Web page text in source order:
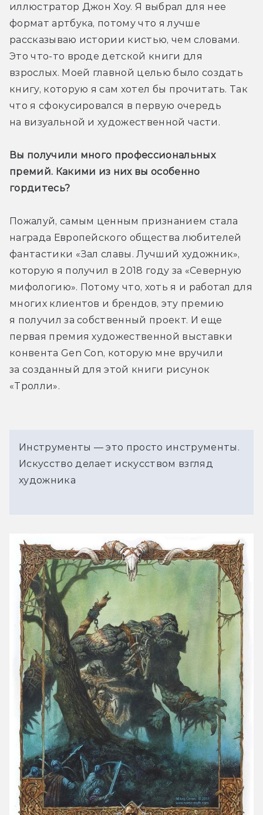
иллюстратор Джон Хоу. Я выбрал для нее
формат артбука, потому что я лучше
рассказываю истории кистью, чем словами.
Это что-то вроде детской книги для
взрослых. Моей главной целью было создать
книгу, которую я сам хотел бы прочитать. Так
что я сфокусировался в первую очередь
на визуальной и художественной части.
Вы получили много профессиональных
премий. Какими из них вы особенно
гордитесь?
Пожалуй, самым ценным признанием стала
награда Европейского общества любителей
фантастики «Зал славы. Лучший художник»,
которую я получил в 2018 году за «Северную
мифологию». Потому что, хоть я и работал для
многих клиентов и брендов, эту премию
я получил за собственный проект. И еще
первая премия художественной выставки
конвента Gen Con, которую мне вручили
за созданный для этой книги рисунок
«Тролли».
Инструменты — это просто инструменты.
Искусство делает искусством взгляд
художника